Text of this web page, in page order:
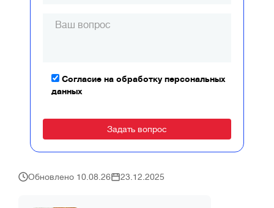
Согласие на обработку персональных
данных
Обновлено 10.08.26 23.12.2025